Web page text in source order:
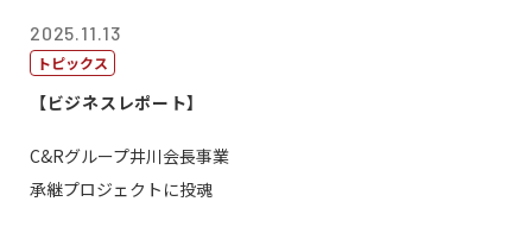
2025.11.13
トピックス
【ビジネスレポート】
C&Rグループ井川会長事業
承継プロジェクトに投魂